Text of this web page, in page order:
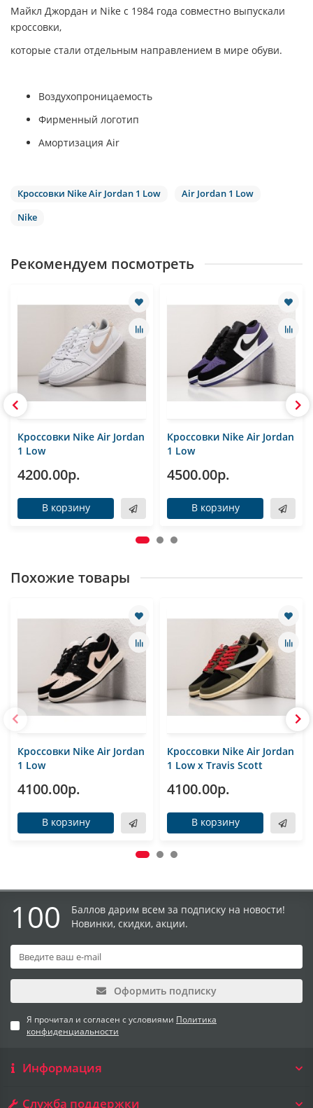
Майкл Джордан и Nike с 1984 года совместно выпускали
кроссовки,
которые стали отдельным направлением в мире обуви.
Воздухопроницаемость
Фирменный логотип
Амортизация Air
Кроссовки Nike Air Jordan 1 Low
Air Jordan 1 Low
Nike
Рекомендуем посмотреть
Кроссовки Nike Air Jordan
1 Low
4200.00р.
В корзину
Кроссовки Nike Air Jordan
1 Low
4500.00р.
В корзину
Похожие товары
Кроссовки Nike Air Jordan
1 Low
4100.00р.
В корзину
Кроссовки Nike Air Jordan
1 Low x Travis Scott
4100.00р.
В корзину
100
Баллов дарим всем за подписку на новости!
Новинки, скидки, акции.
Оформить подписку
Я прочитал и согласен с условиями Политика
конфиденциальности
Информация
Служба поддержки